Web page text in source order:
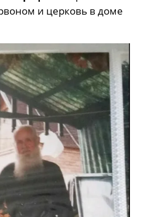
и церковь в доме